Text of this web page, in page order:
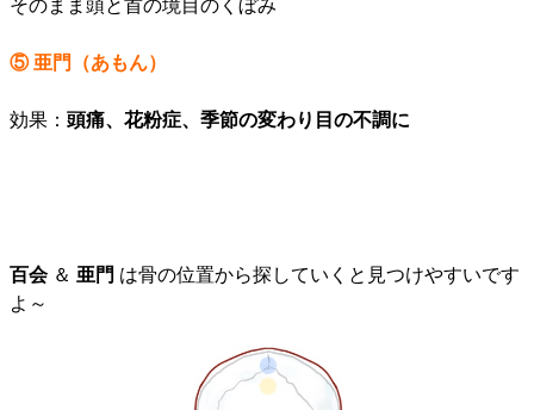
そのまま頭と首の境目のくぼみ
⑤ 亜門（あもん）
効果： 頭痛、花粉症、季節の変わり目の不調に
百会＆ 亜門 は骨の位置から探していくと見つけやすいです
よ～